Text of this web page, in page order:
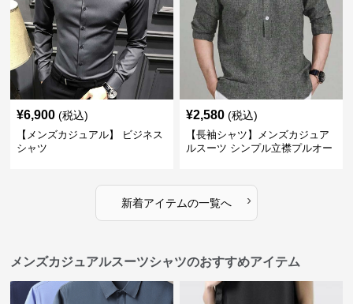
¥6,900 (税込)
【メンズカジュアル】 ビジネス
シャツ
¥2,580 (税込)
【長袖シャツ】メンズカジュア
ルスーツ シンプル立襟プルオー
新着アイテムの一覧へ ›
メンズカジュアルスーツシャツのおすすめアイテム